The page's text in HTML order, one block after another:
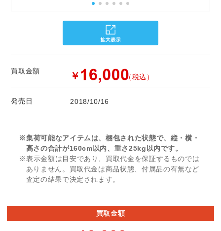
買取金額 ￥ （税込）
発売日 2018/10/16
※集荷可能なアイテムは、梱包された状態で、縦・横・
高さの合計が160cm以内、重さ25kg以内です。
※表示金額は目安であり、買取代金を保証するものでは
ありません。買取代金は商品状態、付属品の有無など
査定の結果で決定されます。
買取金額